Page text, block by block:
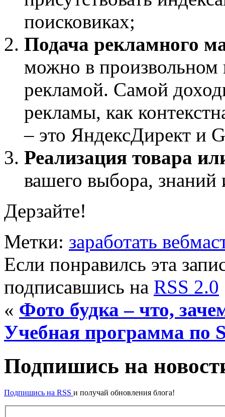
поисковиках;
Подача рекламного
можно в произвольном
рекламой. Самой
рекламы, как
– это ЯндексДирект и
Реализация товара
вашего выбора, знаний
Дерзайте!
Метки: заработать
Если понравилсь эта
подписавшись на RSS 2.0
« Фото будка – что,
Учебная программа по
Подпишись на
Подпишись на RSS и получай обновления блога!